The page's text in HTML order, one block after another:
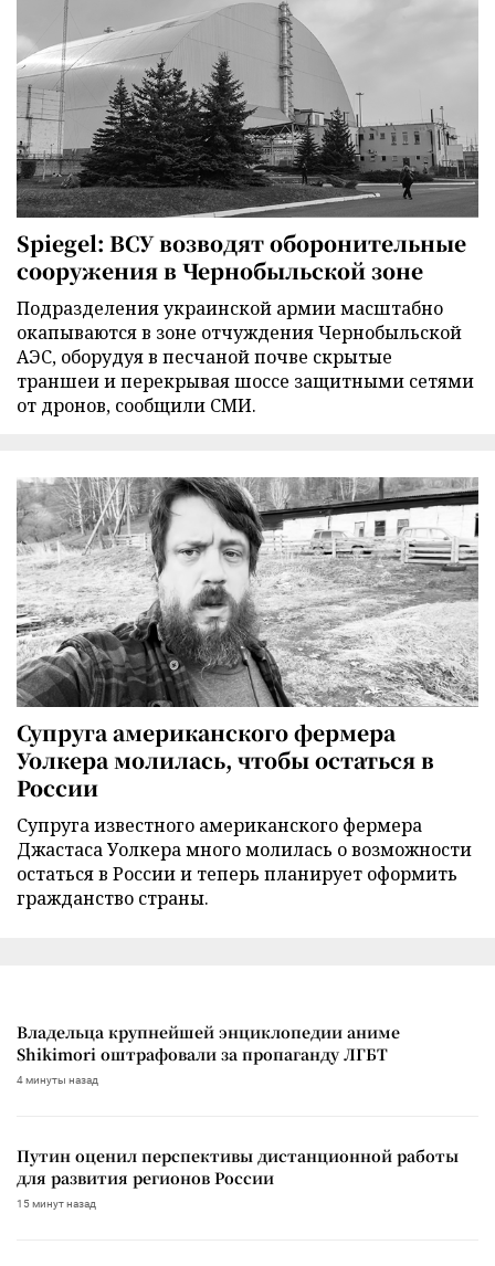
Spiegel: ВСУ возводят оборонительные
сооружения в Чернобыльской зоне
Подразделения украинской армии масштабно
окапываются в зоне отчуждения Чернобыльской
АЭС, оборудуя в песчаной почве скрытые
траншеи и перекрывая шоссе защитными сетями
от дронов, сообщили СМИ.
Супруга американского фермера
Уолкера молилась, чтобы остаться в
России
Супруга известного американского фермера
Джастаса Уолкера много молилась о возможности
остаться в России и теперь планирует оформить
гражданство страны.
Владельца крупнейшей энциклопедии аниме
Shikimori оштрафовали за пропаганду ЛГБТ
4 минуты назад
Путин оценил перспективы дистанционной работы
для развития регионов России
15 минут назад